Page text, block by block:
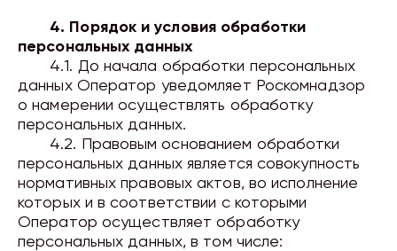
4. Порядок и условия обработки
персональных данных
4.1. До начала обработки персональных
данных Оператор уведомляет Роскомнадзор
о намерении осуществлять обработку
персональных данных.
4.2. Правовым основанием обработки
персональных данных является совокупность
нормативных правовых актов, во исполнение
которых и в соответствии с которыми
Оператор осуществляет обработку
персональных данных, в том числе: